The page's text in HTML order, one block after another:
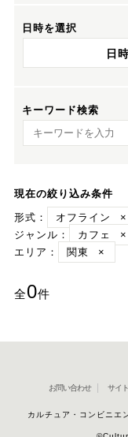
日時を選択
日
キーワード検索
キーワード検索
現在の絞り込み条件
形式：
オフライン
×
ジャンル：
カフェ
×
エリア：
関東 ×
全0件
お問い合わせ サイ
カルチュア・コンビニ